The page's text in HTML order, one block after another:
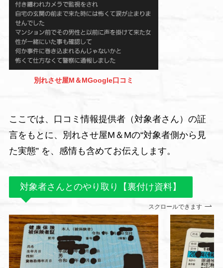
別れさせ屋M＆MGoogle口コミ
ここでは、口コミ情報提供者（対象者さん）の証
言をもとに、別れさせ屋M＆Mの“対象者側から見
た実態” を、感情も含めてお伝えします。
対象者さんとのやり取り【裏付け資料】
スクロールできます